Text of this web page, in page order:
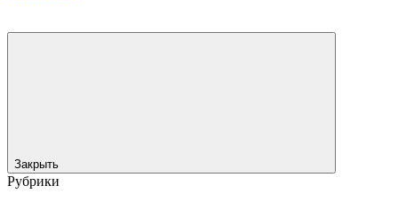
Закрыть
Рубрики